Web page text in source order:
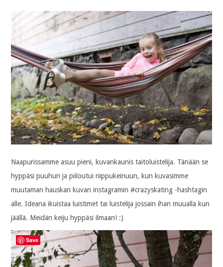
Naapurissamme asuu pieni, kuvankaunis taitoluistelija. Tänään se
hyppäsi puuhun ja piiloutui riippukeinuun, kun kuvasimme
muutaman hauskan kuvan instagramin #crazyskating -hashtagin
alle. Ideana ikuistaa luistimet tai luistelija jossain ihan muualla kun
jäällä. Meidän keiju hyppäsi ilmaan! :)
Save